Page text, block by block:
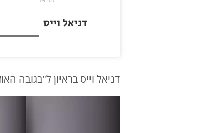
דניאל וייס
דניאל וייס בראיון